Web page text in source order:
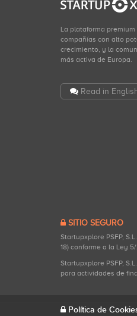
La plataforma
compañías con alto
crecimiento, y la
más activa de Europa.
Read in
SITIO SEGURO
Startupxplore PSFP,
18) conforme a la Ley
Startupxplore PSFP,
para actividades de
Política de